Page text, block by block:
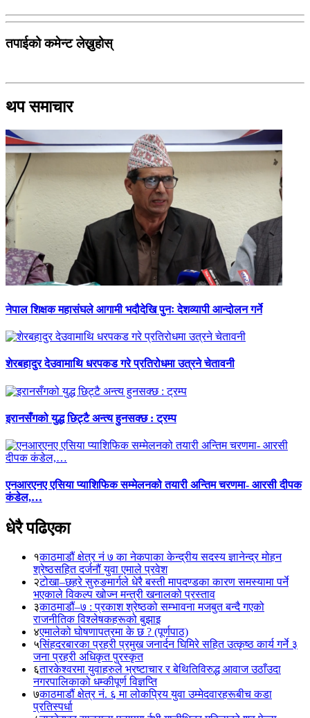
तपाईको कमेन्ट लेख्नुहोस्
थप समाचार
नेपाल शिक्षक महासंघले आगामी भदौदेखि पुनः देशव्यापी आन्दोलन गर्ने
शेरबहादुर देउवामाथि धरपकड गरे प्रतिरोधमा उत्रने चेतावनी
इरानसँगको युद्ध छिट्टै अन्त्य हुनसक्छ : ट्रम्प
एनआरएनए एसिया प्याशिफिक सम्मेलनको तयारी अन्तिम चरणमा- आरसी दीपक
कंडेल,…
धेरै पढिएका
१काठमाडौं क्षेत्र नं ७ का नेकपाका केन्द्रीय सदस्य ज्ञानेन्द्र मोहन
श्रेष्ठसहित दर्जनौं युवा एमाले प्रवेश
२टोखा–छहरे सुरुङमार्गले धेरै बस्ती मापदण्डका कारण समस्यामा पर्ने
भएकाले विकल्प खोज्न मन्त्री खनालको प्रस्ताव
३काठमाडौं–७ : प्रकाश श्रेष्ठको सम्भावना मजबुत बन्दै गएको
राजनीतिक विश्लेषकहरूको बुझाइ
४एमालेको घोषणापत्रमा के छ ? (पूर्णपाठ)
५सिंहदरबारका प्रहरी प्रमुख जनार्दन घिमिरे सहित उत्कृष्ठ कार्य गर्ने ३
जना प्रहरी अधिकृत पुरस्कृत
६तारकेश्वरमा युवाहरुले भ्रष्टाचार र बेथितिविरुद्ध आवाज उठाँउदा
नगरपालिकाको धम्कीपूर्ण विज्ञप्ति
७काठमाडौं क्षेत्र नं. ६ मा लोकप्रिय युवा उम्मेदवारहरूबीच कडा
प्रतिस्पर्धा